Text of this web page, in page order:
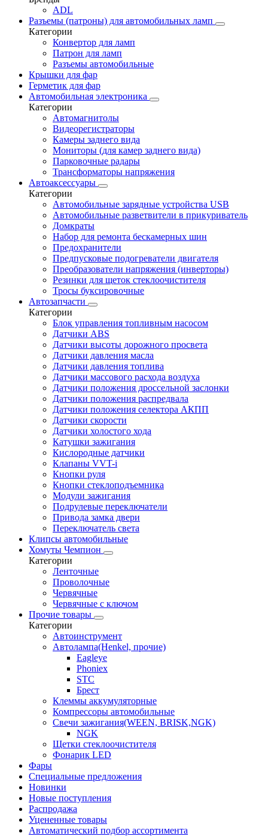
ADL
Разъемы (патроны) для автомобильных ламп
Категории
Конвертор для ламп
Патрон для ламп
Разъемы автомобильные
Крышки для фар
Герметик для фар
Автомобильная электроника
Категории
Автомагнитолы
Видеорегистраторы
Камеры заднего вида
Мониторы (для камер заднего вида)
Парковочные радары
Трансформаторы напряжения
Автоаксессуары
Категории
Автомобильные зарядные устройства USB
Автомобильные разветвители в прикуриватель
Домкраты
Набор для ремонта бескамерных шин
Предохранители
Предпусковые подогреватели двигателя
Преобразователи напряжения (инверторы)
Резинки для щеток стеклоочистителя
Тросы буксировочные
Автозапчасти
Категории
Блок управления топливным насосом
Датчики ABS
Датчики высоты дорожного просвета
Датчики давления масла
Датчики давления топлива
Датчики массового расхода воздуха
Датчики положения дроссельной заслонки
Датчики положения распредвала
Датчики положения селектора АКПП
Датчики скорости
Датчики холостого хода
Катушки зажигания
Кислородные датчики
Клапаны VVT-i
Кнопки руля
Кнопки стеклоподъемника
Модули зажигания
Подрулевые переключатели
Привода замка двери
Переключатель света
Клипсы автомобильные
Хомуты Чемпион
Категории
Ленточные
Проволочные
Червячные
Червячные с ключом
Прочие товары
Категории
Автоинструмент
Автолампа(Henkel, прочие)
Eagleye
Phoniex
STC
Брест
Клеммы аккумуляторные
Компрессоры автомобильные
Свечи зажигания(WEEN, BRISK,NGK)
NGK
Щетки стеклоочистителя
Фонарик LED
Фары
Специальные предложения
Новинки
Новые поступления
Распродажа
Уцененные товары
Автоматический подбор ассортимента